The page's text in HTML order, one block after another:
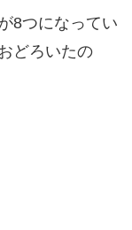
8つになってい
どろいたの